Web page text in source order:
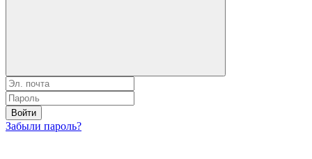
Войти
Забыли пароль?